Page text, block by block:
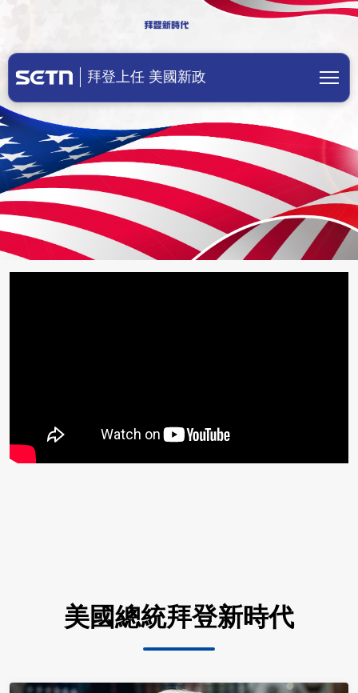
美國總統拜登上任！川普成立
拜登上任 美國新政
美國總統拜登新時代